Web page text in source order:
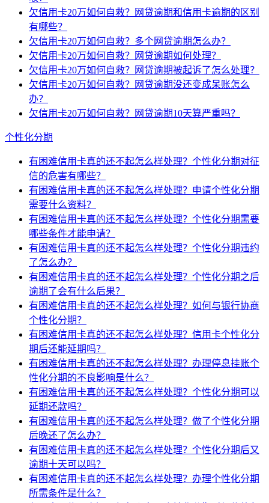
欠信用卡20万如何自救？网贷逾期和信用卡逾期的区别
有哪些？
欠信用卡20万如何自救？多个网贷逾期怎么办？
欠信用卡20万如何自救？网贷逾期如何处理？
欠信用卡20万如何自救？网贷逾期被起诉了怎么处理？
欠信用卡20万如何自救？网贷逾期没还变成呆账怎么
办？
欠信用卡20万如何自救？网贷逾期10天算严重吗？
个性化分期
有困难信用卡真的还不起怎么样处理？个性化分期对征
信的危害有哪些？
有困难信用卡真的还不起怎么样处理？申请个性化分期
需要什么资料？
有困难信用卡真的还不起怎么样处理？个性化分期需要
哪些条件才能申请？
有困难信用卡真的还不起怎么样处理？个性化分期违约
了怎么办？
有困难信用卡真的还不起怎么样处理？个性化分期之后
逾期了会有什么后果？
有困难信用卡真的还不起怎么样处理？如何与银行协商
个性化分期？
有困难信用卡真的还不起怎么样处理？信用卡个性化分
期后还能延期吗？
有困难信用卡真的还不起怎么样处理？办理停息挂账个
性化分期的不良影响是什么？
有困难信用卡真的还不起怎么样处理？个性化分期可以
延期还款吗？
有困难信用卡真的还不起怎么样处理？做了个性化分期
后晚还了怎么办？
有困难信用卡真的还不起怎么样处理？个性化分期后又
逾期十天可以吗？
有困难信用卡真的还不起怎么样处理？办理个性化分期
所需条件是什么？